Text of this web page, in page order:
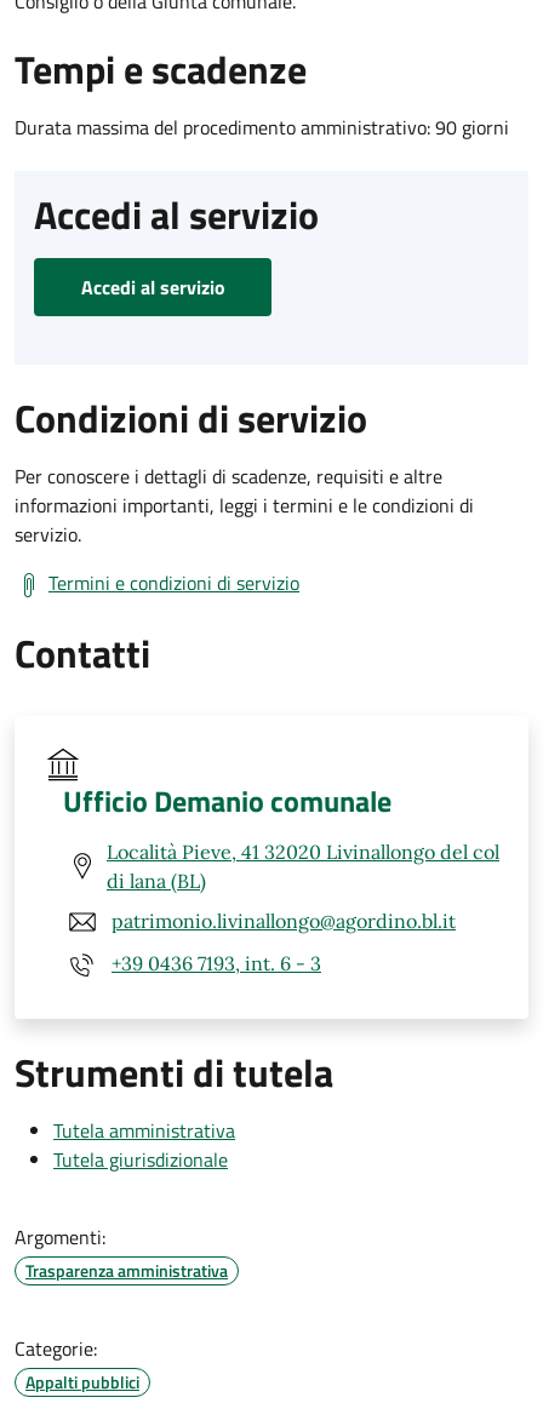
Tempi e scadenze
Durata massima del procedimento amministrativo: 90 giorni
Accedi al servizio
Accedi al servizio
Condizioni di servizio
Per conoscere i dettagli di scadenze, requisiti e altre
informazioni importanti, leggi i termini e le condizioni di
servizio.
Termini e condizioni di servizio
Contatti
Ufficio Demanio comunale
Località Pieve, 41 32020 Livinallongo del col
di lana (BL)
patrimonio.livinallongo@agordino.bl.it
+39 0436 7193, int. 6 - 3
Strumenti di tutela
Tutela amministrativa
Tutela giurisdizionale
Argomenti:
Trasparenza amministrativa
Categorie:
Appalti pubblici